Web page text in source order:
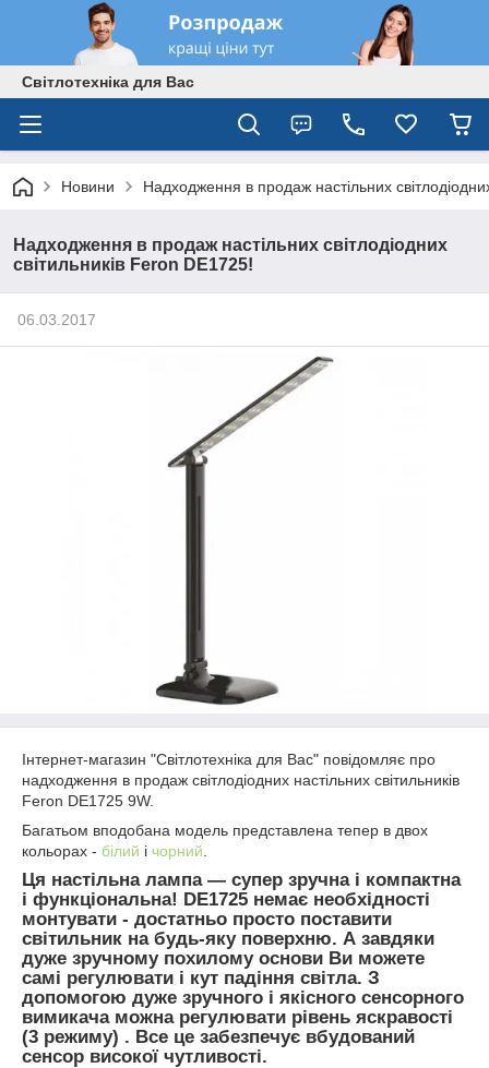
Світлотехніка для Вас
Новини Надходження в продаж настільних
Надходження в продаж настільних світлодіодних
світильників Feron DE1725!
06.03.2017
Інтернет-магазин "Світлотехніка для Вас" повідомляє про
надходження в продаж світлодіодних настільних світильників
Feron DE1725 9W.
Багатьом вподобана модель представлена тепер в двох
кольорах - білий і чорний
Ця настільна лампа ― супер зручна і компактна
і функціональна! DE1725 немає необхідності
монтувати - достатньо просто поставити
світильник на будь-яку поверхню. А завдяки
дуже зручному похилому основи Ви можете
самі регулювати і кут падіння світла. З
допомогою дуже зручного і якісного сенсорного
вимикача можна регулювати рівень яскравості
(3 режиму) . Все це забезпечує вбудований
сенсор високої чутливості.